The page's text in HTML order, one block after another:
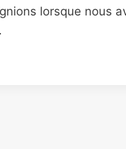
lorsque nous